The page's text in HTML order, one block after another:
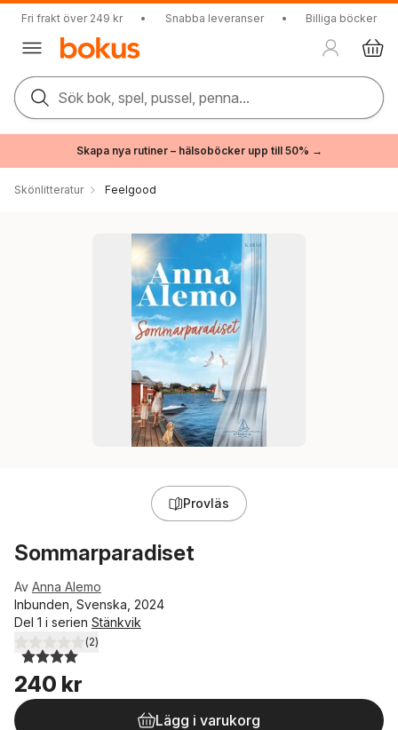
Fri frakt över 249 kr • Snabba leveranser • Billiga böcker
Sök bok, spel, pussel, penna...
Skapa nya rutiner – hälsoböcker upp till 50% →
Skönlitteratur Feelgood
Provläs
Sommarparadiset
Av Anna Alemo
Inbunden, Svenska, 2024
Del 1 i serien Stänkvik
4,0utav 5 stjärnor. Totalt antal röster:
(2)
240 kr
Lägg i varukorg